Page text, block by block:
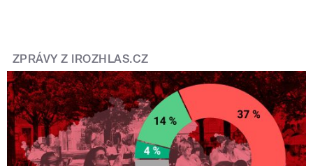
ZPRÁVY Z IROZHLAS.CZ